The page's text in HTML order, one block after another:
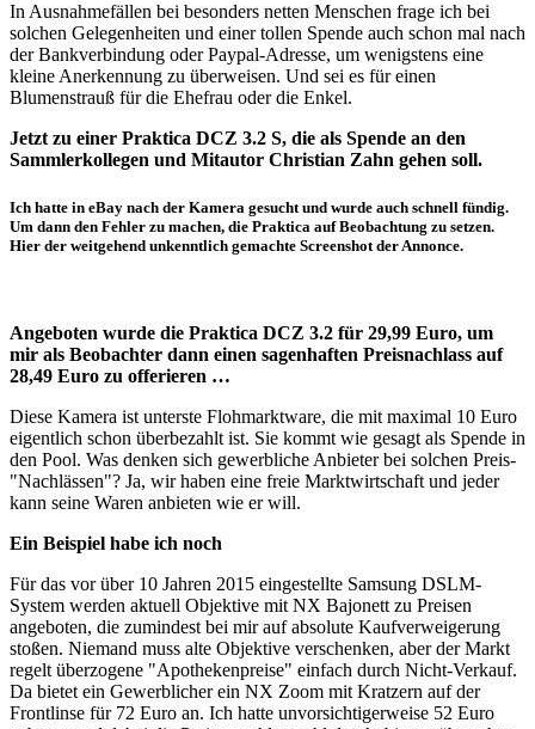
In Ausnahmefällen bei besonders netten Menschen frage ich bei
solchen Gelegenheiten und einer tollen Spende auch schon mal nach
der Bankverbindung oder Paypal-Adresse, um wenigstens eine
kleine Anerkennung zu überweisen. Und sei es für einen
Blumenstrauß für die Ehefrau oder die Enkel.
Jetzt zu einer Praktica DCZ 3.2 S, die als Spende an den
Sammlerkollegen und Mitautor Christian Zahn gehen soll.
Ich hatte in eBay nach der Kamera gesucht und wurde auch schnell fündig.
Um dann den Fehler zu machen, die Praktica auf Beobachtung zu setzen.
Hier der weitgehend unkenntlich gemachte Screenshot der Annonce.
Angeboten wurde die Praktica DCZ 3.2 für 29,99 Euro, um
mir als Beobachter dann einen sagenhaften Preisnachlass auf
28,49 Euro zu offerieren …
Diese Kamera ist unterste Flohmarktware, die mit maximal 10 Euro
eigentlich schon überbezahlt ist. Sie kommt wie gesagt als Spende in
den Pool. Was denken sich gewerbliche Anbieter bei solchen Preis-
"Nachlässen"? Ja, wir haben eine freie Marktwirtschaft und jeder
kann seine Waren anbieten wie er will.
Ein Beispiel habe ich noch
Für das vor über 10 Jahren 2015 eingestellte Samsung DSLM-
System werden aktuell Objektive mit NX Bajonett zu Preisen
angeboten, die zumindest bei mir auf absolute Kaufverweigerung
stoßen. Niemand muss alte Objektive verschenken, aber der Markt
regelt überzogene "Apothekenpreise" einfach durch Nicht-Verkauf.
Da bietet ein Gewerblicher ein NX Zoom mit Kratzern auf der
Frontlinse für 72 Euro an. Ich hatte unvorsichtigerweise 52 Euro